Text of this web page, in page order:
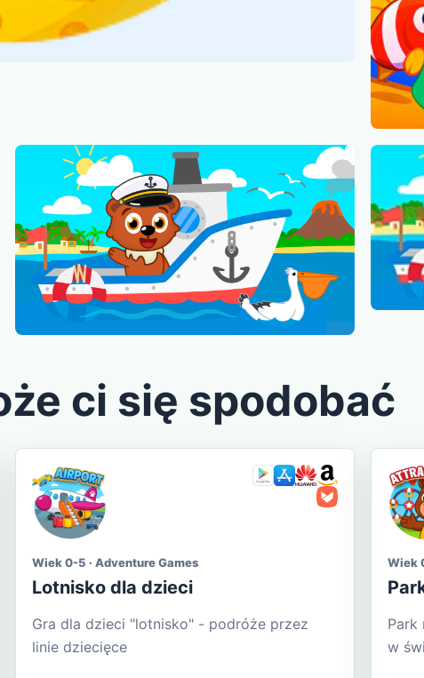
ci się spodobać
Wiek 0-5 · Adventure Games
Lotnisko dla dzieci
Gra dla dzieci "lotnisko" - podróże przez
linie dziecięce
Wiek
Park
w